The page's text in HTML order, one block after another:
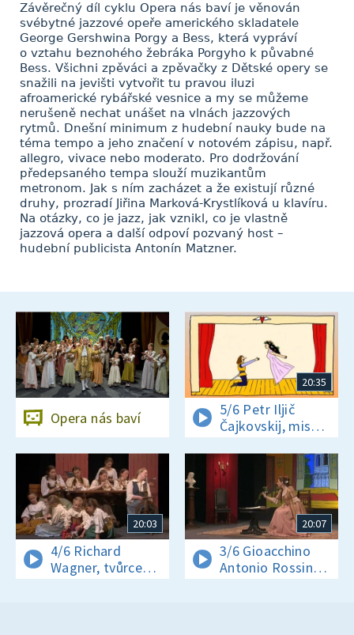
Závěrečný díl cyklu Opera nás baví je věnován
svébytné jazzové opeře amerického skladatele
George Gershwina Porgy a Bess, která vypráví
o vztahu beznohého žebráka Porgyho k půvabné
Bess. Všichni zpěváci a zpěvačky z Dětské opery se
snažili na jevišti vytvořit tu pravou iluzi
afroamerické rybářské vesnice a my se můžeme
nerušeně nechat unášet na vlnách jazzových
rytmů. Dnešní minimum z hudební nauky bude na
téma tempo a jeho značení v notovém zápisu, např.
allegro, vivace nebo moderato. Pro dodržování
předepsaného tempa slouží muzikantům
metronom. Jak s ním zacházet a že existují různé
druhy, prozradí Jiřina Marková-Krystlíková u klavíru.
Na otázky, co je jazz, jak vznikl, co je vlastně
jazzová opera a další odpoví pozvaný host –
hudební publicista Antonín Matzner.
Opera nás baví
20:35
5/6 Petr Iljič
Čajkovskij, mistr
romantismu
20:03
4/6 Richard
Wagner, tvůrce
hudebního
20:07
3/6 Gioacchino
Antonio Rossini:
Lazebník sevillský